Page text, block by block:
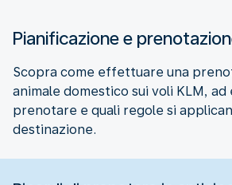
Pianificazione e
Scopra come effettuare una
animale domestico sui voli KLM, ad
prenotare e quali regole si
destinazione.